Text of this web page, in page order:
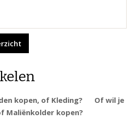
kopen, of Kleding? Of wil je
Maliënkolder kopen?